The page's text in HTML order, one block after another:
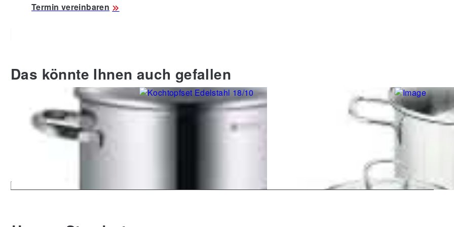
Termin vereinbaren
Das könnte Ihnen auch gefallen
Topf-Set Provence 5-teilig,
Edelstahl 18/10
Kochtopfset Flavoria 4-teilig,
Topfset Triton 4-teilig, EdelstahlTopfset Twice
18/10
79,00 €